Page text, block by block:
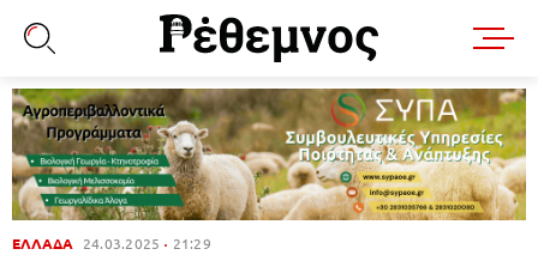
ΕΛΛΑΔΑ 24.03.2025 21:29